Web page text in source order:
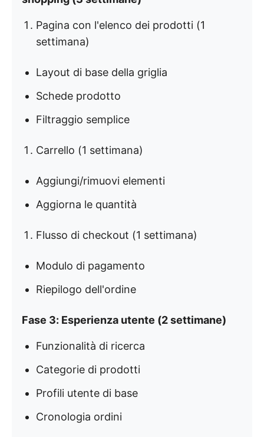
Pagina con l'elenco dei prodotti (1
settimana)
Layout di base della griglia
Schede prodotto
Filtraggio semplice
Carrello (1 settimana)
Aggiungi/rimuovi elementi
Aggiorna le quantità
Flusso di checkout (1 settimana)
Modulo di pagamento
Riepilogo dell'ordine
Fase 3: Esperienza utente (2 settimane)
Funzionalità di ricerca
Categorie di prodotti
Profili utente di base
Cronologia ordini